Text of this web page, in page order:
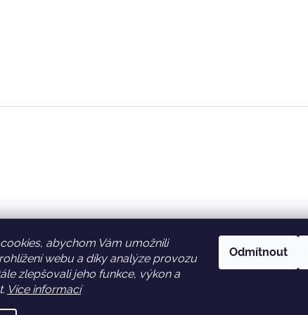
abychom Vám umožnili
webu a díky analýze provozu
zlepšovali jeho funkce, výkon a
Více informací
Odmítnout
Facebook Věrnostní slevy